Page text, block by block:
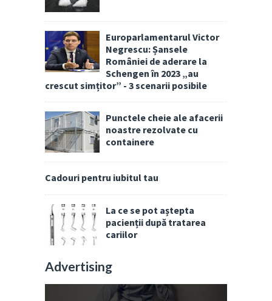
Europarlamentarul Victor
Negrescu: Șansele
României de aderare la
Schengen în 2023 „au
crescut simțitor” - 3 scenarii posibile
Punctele cheie ale afacerii
noastre rezolvate cu
containere
Cadouri pentru iubitul tau
La ce se pot aștepta
pacienții după tratarea
cariilor
Advertising